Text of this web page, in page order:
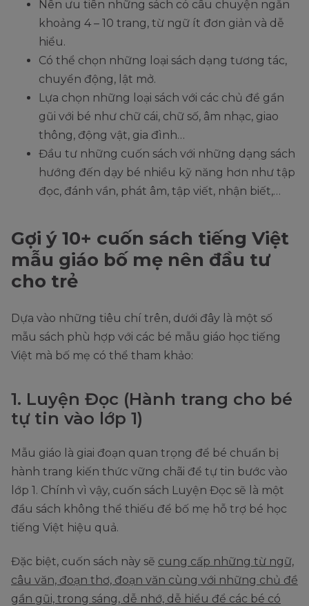
Nên ưu tiên những sách có câu chuyện ngắn
khoảng 4 – 10 trang, từ ngữ ít đơn giản và dễ
hiểu.
Có thể chọn những loại sách dạng tương tác,
chuyển động, lật mở.
Lựa chọn những loại sách với các chủ đề gần
gũi với bé như chữ cái, chữ số, âm nhạc, giao
thông, động vật, gia đình…
Đầu tư những cuốn sách với những dạng sách
hướng đến dạy bé nhiều kỹ năng hơn như tập
đọc, đánh vần, phát âm, tập viết, nhận biết,…
Gợi ý 10+ cuốn sách tiếng Việt
mẫu giáo bố mẹ nên đầu tư
cho trẻ
Dựa vào những tiêu chí trên, dưới đây là một số
mẫu sách phù hợp với các bé mẫu giáo học tiếng
Việt mà bố mẹ có thể tham khảo:
1. Luyện Đọc (Hành trang cho bé
tự tin vào lớp 1)
Mẫu giáo là giai đoạn quan trọng để bé chuẩn bị
hành trang kiến thức vững chãi để tự tin bước vào
lớp 1. Chính vì vậy, cuốn sách Luyện Đọc sẽ là một
đầu sách không thể thiếu để bố mẹ hỗ trợ bé học
tiếng Việt hiệu quả.
Đặc biệt, cuốn sách này sẽ cung cấp những từ ngữ,
câu văn, đoạn thơ, đoạn văn cùng với những chủ đề
gần gũi, trong sáng, dễ nhớ, dễ hiểu để các bé có